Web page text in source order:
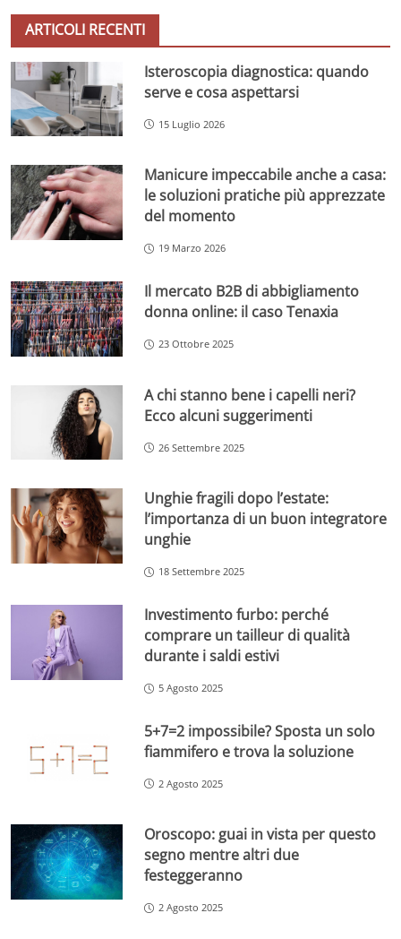
ARTICOLI RECENTI
Isteroscopia diagnostica: quando
serve e cosa aspettarsi
15 Luglio 2026
Manicure impeccabile anche a casa:
le soluzioni pratiche più apprezzate
del momento
19 Marzo 2026
Il mercato B2B di abbigliamento
donna online: il caso Tenaxia
23 Ottobre 2025
A chi stanno bene i capelli neri?
Ecco alcuni suggerimenti
26 Settembre 2025
Unghie fragili dopo l’estate:
l’importanza di un buon integratore
unghie
18 Settembre 2025
Investimento furbo: perché
comprare un tailleur di qualità
durante i saldi estivi
5 Agosto 2025
5+7=2 impossibile? Sposta un solo
fiammifero e trova la soluzione
2 Agosto 2025
Oroscopo: guai in vista per questo
segno mentre altri due
festeggeranno
2 Agosto 2025